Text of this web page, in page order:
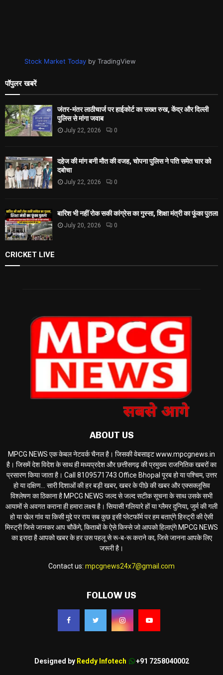
Stock Market Today by TradingView
पॉपुलर खबरें
जंतर-मंतर लाठीचार्ज पर हाईकोर्ट का सख्त रुख, केंद्र और दिल्ली
पुलिस से मांगा जवाब
July 22, 2026 0
दहेज की मांग बनी मौत की वजह, चोपना पुलिस ने पति समेत चार को
दबोचा
July 22, 2026 0
बारिश भी नहीं रोक सकी कांग्रेस का गुस्सा, शिक्षा मंत्री का फूंका पुतला
July 20, 2026 0
CRICKET LIVE
ABOUT US
MPCG NEWS एक केबल नेटवर्क चैनल है। जिसकी वेबसाइट www.mpcgnews.in
है। जिसमें देश विदेश के साथ ही मध्यप्रदेश और छत्तीसगढ़ की प्रमुख्य राजनितिक खबरों का
प्रसारण किया जाता है। Call 8109571743 Office Bhopal पूरब हो या पश्चिम, उत्तर
हो या दक्षिण... सारी दिशाओं की हर बड़ी खबर, खबर के पीछे की खबर और एक्सक्लूसिव
विश्लेषण का ठिकाना है MPCG NEWS जल्द से जल्द सटीक सूचना के साथ उसके सभी
आयामों से अवगत कराना ही हमारा लक्ष्य है। सियासी गलियारे हों या ग्लैमर दुनिया, जुर्म की गली
हो या खेल गांव या किसी मुद्दे पर राय सब कुछ इसी प्लेटफॉर्म पर हम बताएंगे हिस्ट्री की ऐसी
मिस्ट्री जिसे जानकर आप चौकेंगे, किताबों के ऐसे किस्से जो आपको हिलाएंगे MPCG NEWS
का इरादा है आपको खबर के हर उस पहलू से रू-ब-रू कराने का, जिसे जानना आपके लिए
जरूरी है।
Contact us: mpcgnews24x7@gmail.com
FOLLOW US
Designed by Reddy Infotech +91 7258040002